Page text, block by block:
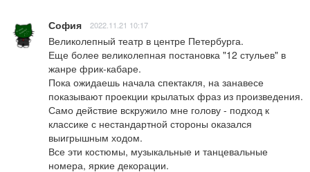
София 2022.11.21 10:17
Великолепный театр в центре Петербурга.
Еще более великолепная постановка "12 стульев" в
жанре фрик-кабаре.
Пока ожидаешь начала спектакля, на занавесе
показывают проекции крылатых фраз из произведения.
Само действие вскружило мне голову - подход к
классике с нестандартной стороны оказался
выигрышным ходом.
Все эти костюмы, музыкальные и танцевальные
номера, яркие декорации.